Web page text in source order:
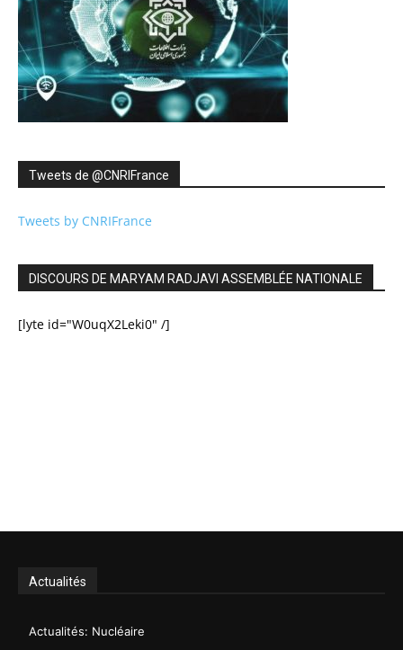
Tweets de ‎@CNRIFrance
Tweets by CNRIFrance
DISCOURS DE MARYAM RADJAVI ASSEMBLÉE NATIONALE
[lyte id="W0uqX2Leki0" /]
Actualités
Actualités: Nucléaire